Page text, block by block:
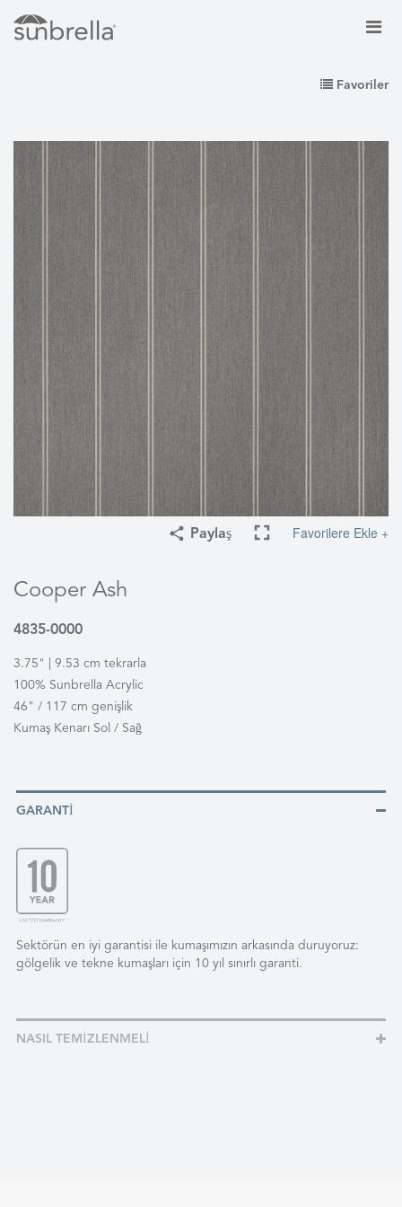
Favoriler
Paylaş Favorilere Ekle +
Cooper Ash
4835-0000
3.75" | 9.53 cm tekrarla
100% Sunbrella Acrylic
46" / 117 cm genişlik
Kumaş Kenarı Sol / Sağ
GARANTI
Sektörün en iyi garantisi ile kumaşımızın arkasında duruyoruz:
gölgelik ve tekne kumaşları için 10 yıl sınırlı garanti.
NASIL TEMIZLENMELI